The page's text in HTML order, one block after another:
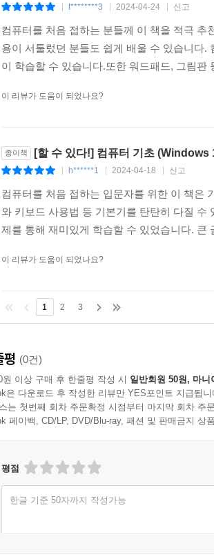
t********3 2024-04-24 신고
컴퓨터를 처음 접하는 분들께 이 책을 적극
용이 서툴렀던 분들도 쉽게 배울 수 있습니다
이 학습할 수 있습니다.또한 워드패드, 그림
이 리뷰가 도움이 되었나요?
종이책 [할 수 있다!] 컴퓨터 기초 (Windows
h******1 2024-04-18 신고
컴퓨터를 처음 접하는 입문자를 위한 이 책은
와 키보드 사용법 등 기본기를 탄탄히 다질
제를 통해 재미있게 학습할 수 있었습니다.
이 리뷰가 도움이 되었나요?
1 2 3
평 (0건)
원 이상 구매 후 한줄평 작성 시 일반회원 50원, 마니
은 다운로드 후 작성한 리뷰만 YES포인트 지급됩니
는 첫번째 회차 주문확정 시점부터 마지막 회차 주
페이백, CD/LP, DVD/Blu-ray, 패션 및 판매금지 상
평점
한글 기준 50자까지 작성가능